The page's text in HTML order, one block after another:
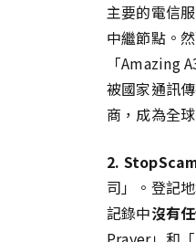
主要的電信
中繼節點。
「Amazing
被國家通訊
商，成為全
2.
司」。登記
記錄中沒有